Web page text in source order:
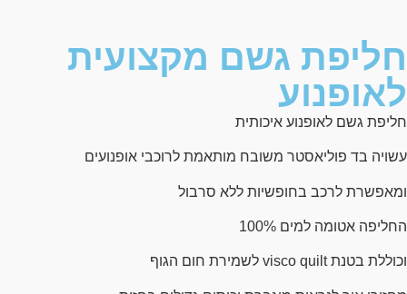
חליפת גשם מקצועית
לאופנוע
חליפת גשם לאופנוע איכותית
עשויה בד פוליאסטר משובח מותאמת לרוכבי אופנועים
ומאפשרת לרכב בחופשיות ללא סרבול
החליפה אטומה למים 100%
וכוללת בטנת visco quilt לשמירת חום הגוף